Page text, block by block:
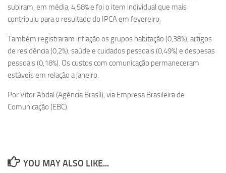
subiram, em média, 4,58% e foi o item individual que mais
contribuiu para o resultado do IPCA em fevereiro.
Também registraram inflação os grupos habitação (0,38%), artigos
de residência (0,2%), saúde e cuidados pessoais (0,49%) e despesas
pessoais (0,18%). Os custos com comunicação permaneceram
estáveis em relação a janeiro.
Por Vitor Abdal (Agência Brasil), via Empresa Brasileira de
Comunicação (EBC).
YOU MAY ALSO LIKE...